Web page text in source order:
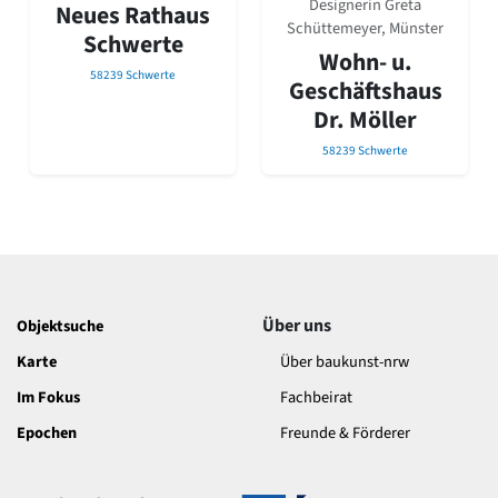
David Chipperfield
Harald Deilmann
Gottfried Böhm
Schneider von Esleben
Auszeichnung vorbildlicher Bauten NRW 2020
Big Beautiful Buildings (Großbauten der Nachkriegszeit)
Moderne
Jugendstil
Historismus
Barock
Gotik
Neues Rathaus
Schwerte
58239 Schwerte
Designerin Greta
Schüttemeyer, Münster
Wohn- u.
Geschäftshaus
Dr. Möller
58239 Schwerte
Objektsuche
Karte
Im Fokus
Epochen
Über uns
Über baukunst-nrw
Fachbeirat
Freunde & Förderer